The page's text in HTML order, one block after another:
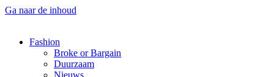
Ga naar de inhoud
Fashion
Broke or Bargain
Duurzaam
Nieuws